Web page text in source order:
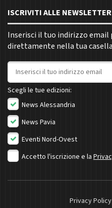
ISCRIVITI ALLE
Inserisci il tuo indirizzo email
direttamente nella tua
Indirizzo email
Scegli le tue edizioni:
News Alessandria
News Pavia
Eventi Nord-Ovest
Accetto l'iscrizione e la
Privacy Policy